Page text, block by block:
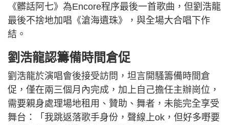
《髒話阿七》為Encore程序最後一首歌曲，但劉浩龍
最後不捨地加唱《滄海遺珠》，與全場大合唱下作
結。
劉浩龍認籌備時間倉促
劉浩龍於演唱會後接受訪問，坦言開騷籌備時間倉
促，僅在兩三個月內完成，加上自己擔任主辦崗位，
需要親身處理場地租用、贊助、舞者，未能完全享受
舞台：「我跳返落歌手身份，聲線上ok，但好多嘢要